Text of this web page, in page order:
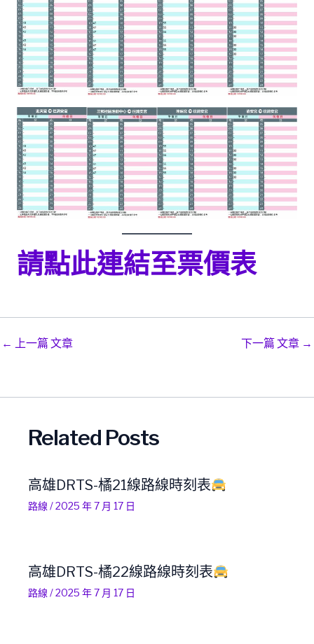
請點此連結至票價表
Post
← 上一篇 文章 下一篇 文章 →
Related Posts
高雄DRTS-橘21線路線時刻表
路線 /2025 年 7 月 17 日
高雄DRTS-橘22線路線時刻表
路線 /2025 年 7 月 17 日